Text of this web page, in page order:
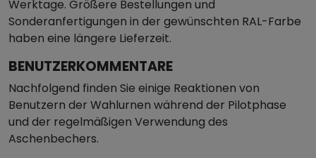
Werktage. Größere Bestellungen und
Sonderanfertigungen in der gewünschten RAL-Farbe
haben eine längere Lieferzeit.
BENUTZERKOMMENTARE
Nachfolgend finden Sie einige Reaktionen von
Benutzern der Wahlurnen während der Pilotphase
und der regelmäßigen Verwendung des
Aschenbechers.